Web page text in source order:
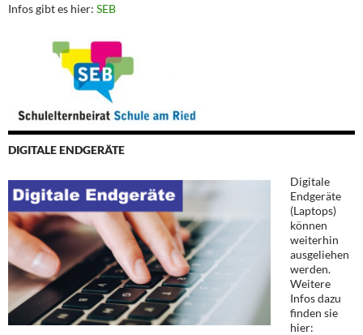
Infos gibt es hier: SEB
DIGITALE ENDGERÄTE
Digitale
Endgeräte
(Laptops)
können
weiterhin
ausgeliehen
werden.
Weitere
Infos dazu
finden sie
hier: